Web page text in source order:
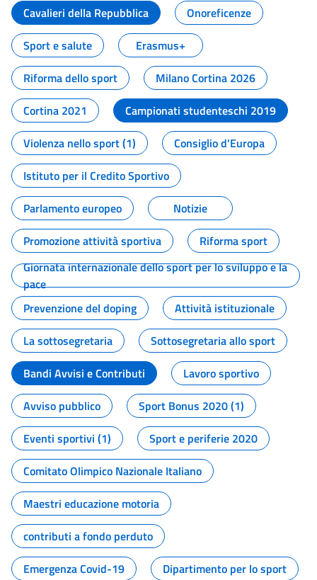
Cavalieri della Repubblica
Onoreficenze
Sport e salute
Erasmus+
Riforma dello sport
Milano Cortina 2026
Cortina 2021
Campionati studenteschi 2019
Violenza nello sport (1)
Consiglio d'Europa
Istituto per il Credito Sportivo
Parlamento europeo
Notizie
Promozione attività sportiva
Riforma sport
Giornata internazionale dello sport per lo sviluppo e la
pace
Prevenzione del doping
Attività istituzionale
La sottosegretaria
Sottosegretaria allo sport
Bandi Avvisi e Contributi
Lavoro sportivo
Avviso pubblico
Sport Bonus 2020 (1)
Eventi sportivi (1)
Sport e periferie 2020
Comitato Olimpico Nazionale Italiano
Maestri educazione motoria
contributi a fondo perduto
Emergenza Covid-19
Dipartimento per lo sport